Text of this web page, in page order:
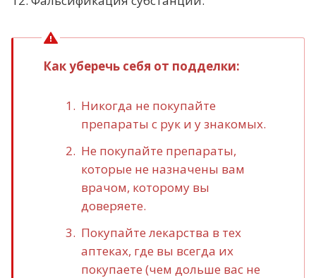
Как уберечь себя от подделки:
Никогда не покупайте
препараты с рук и у знакомых.
Не покупайте препараты,
которые не назначены вам
врачом, которому вы
доверяете.
Покупайте лекарства в тех
аптеках, где вы всегда их
покупаете (чем дольше вас не